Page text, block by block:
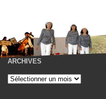
ARCHIVES
Archives